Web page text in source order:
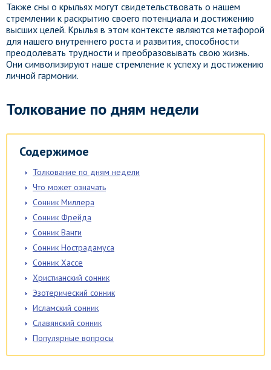
Также сны о крыльях могут свидетельствовать о нашем
стремлении к раскрытию своего потенциала и достижению
высших целей. Крылья в этом контексте являются метафорой
для нашего внутреннего роста и развития, способности
преодолевать трудности и преобразовывать свою жизнь.
Они символизируют наше стремление к успеху и достижению
личной гармонии.
Толкование по дням недели
Содержимое
Толкование по дням недели
Что может означать
Сонник Миллера
Сонник Фрейда
Сонник Ванги
Сонник Нострадамуса
Сонник Хассе
Христианский сонник
Эзотерический сонник
Исламский сонник
Славянский сонник
Популярные вопросы